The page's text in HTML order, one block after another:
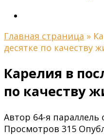
Главная страница »
десятке по качеству
Карелия в
по качеству
Автор 64-я параллель
Просмотров 315